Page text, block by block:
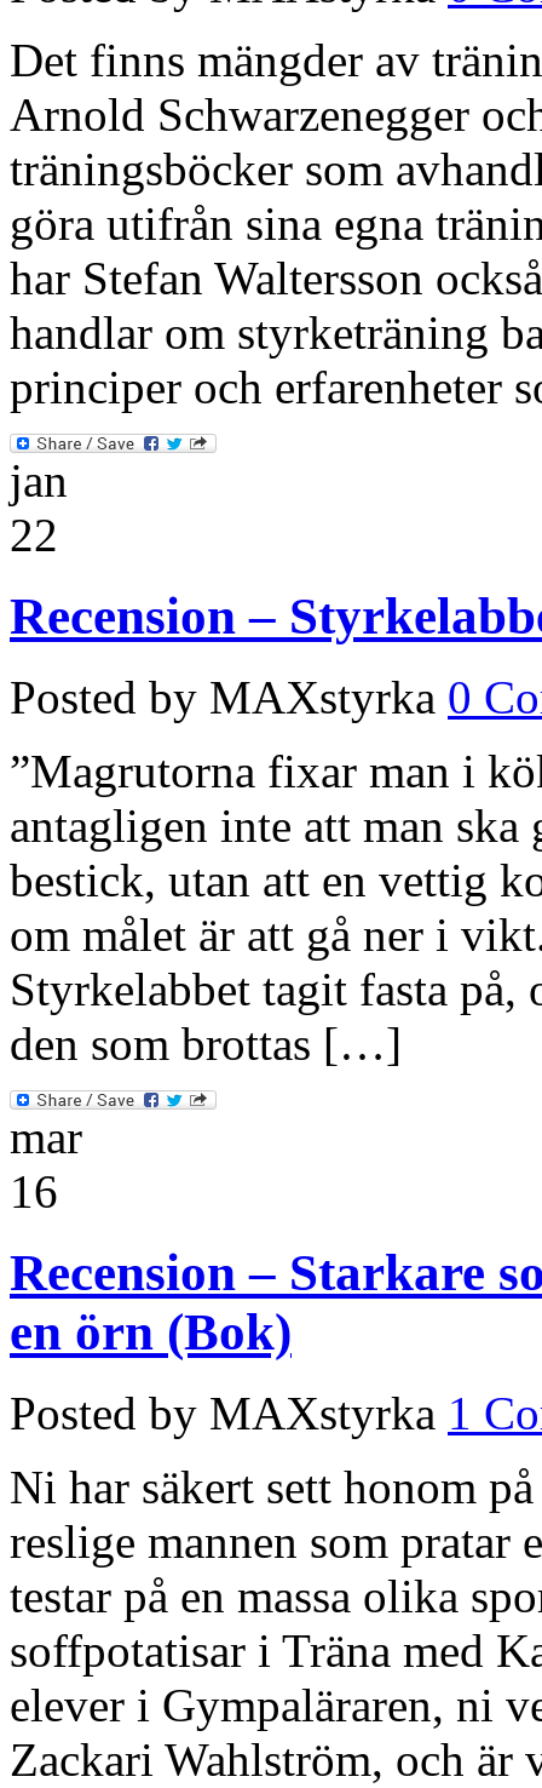
Det finns mängder av
Arnold Schwarzenegger
träningsböcker som
göra utifrån sina egna
har Stefan Waltersson
handlar om styrketräning
principer och erfarenheter
jan
22
Recension –
Posted by MAXstyrka 0
”Magrutorna fixar man i
antagligen inte att man
bestick, utan att en vettig
om målet är att gå ner i
Styrkelabbet tagit fasta
den som brottas […]
mar
16
Recension – Starkare
en örn (Bok)
Posted by MAXstyrka 1
Ni har säkert sett honom
reslige mannen som pratar
testar på en massa olika
soffpotatisar i Träna med
elever i Gympaläraren, ni
Zackari Wahlström, och